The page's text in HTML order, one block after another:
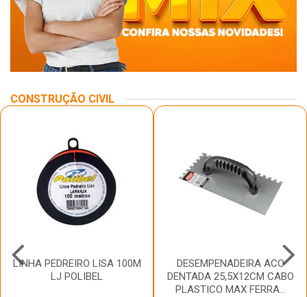
CONSTRUÇÃO CIVIL
LINHA PEDREIRO LISA 100M
LJ POLIBEL
DESEMPENADEIRA ACO
DENTADA 25,5X12CM CABO
PLASTICO MAX FERRA...